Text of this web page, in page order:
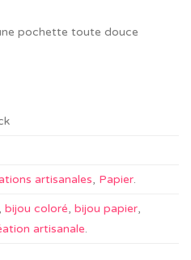
pochette toute douce
artisanales, Papier.
, bijou coloré, bijou papier,
artisanale.